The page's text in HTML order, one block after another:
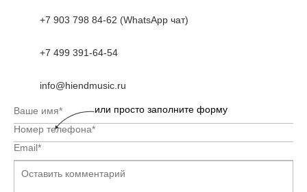
+7 903 798 84-62 (WhatsApp чат)
+7 499 391-64-54
info@hiendmusic.ru
или просто заполните форму